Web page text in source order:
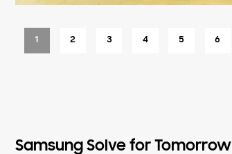
1 2 3 4 5 6
Samsung Solve for Tomorrow